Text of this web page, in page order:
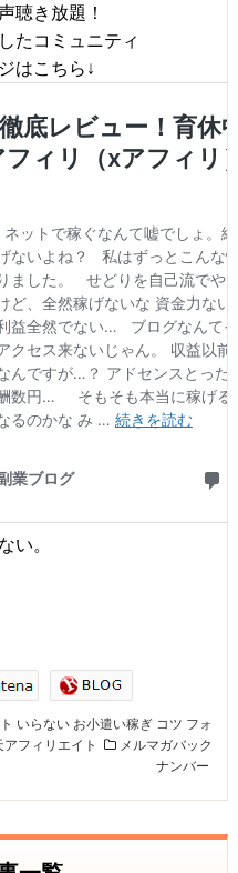
聴き放題！
たコミュニティ
はこちら↓
い。
いらない お小遣い稼ぎ コツ フォ
アフィリエイト
メルマガバック
ナンバー